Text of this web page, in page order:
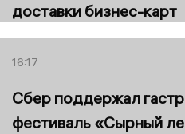
доставки бизнес-карт
16:17
Сбер поддержал
фестиваль «Сырный